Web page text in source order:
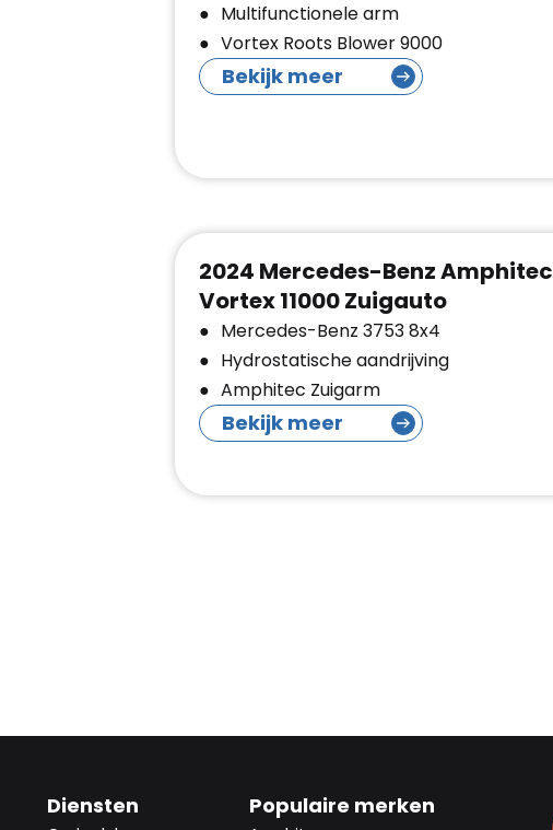
Multifunctionele arm
Vortex Roots Blower 9000
Bekijk meer
2024 Mercedes-Benz Amphitec
Vortex 11000 Zuigauto
Mercedes-Benz 3753 8x4
Hydrostatische aandrijving
Amphitec Zuigarm
Bekijk meer
Diensten Populaire merken